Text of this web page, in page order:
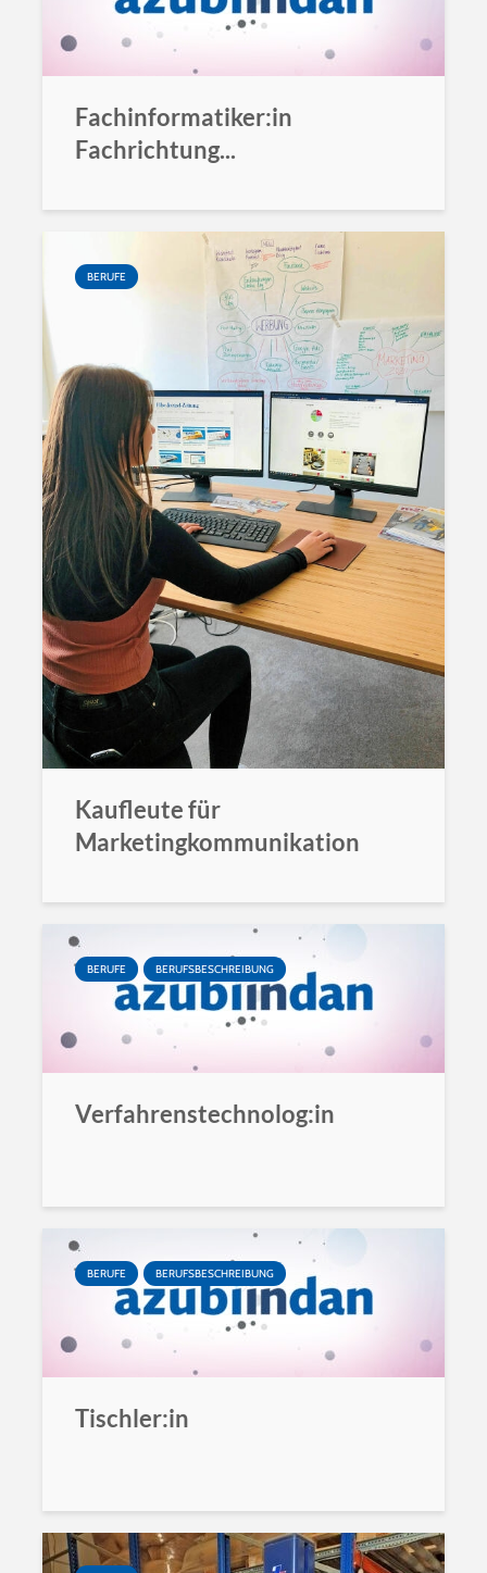
Fachinformatiker:in
Fachrichtung...
BERUFE
Kaufleute für
Marketingkommunikation
BERUFE BERUFSBESCHREIBUNG
Verfahrenstechnolog:in
BERUFE BERUFSBESCHREIBUNG
Tischler:in